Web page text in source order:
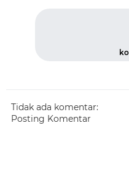
Tidak ada komentar:
Posting Komentar